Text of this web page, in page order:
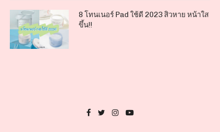
8 โทนเนอร์ Pad ใช้ดี 2023 สิวหาย หน้าใส
ขึ้น!!